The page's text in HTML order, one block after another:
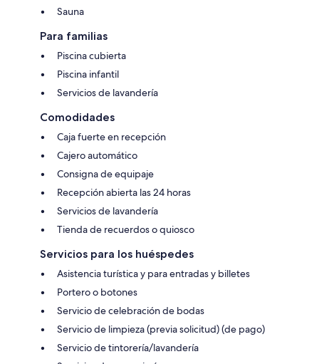
Sauna
Para familias
Piscina cubierta
Piscina infantil
Servicios de lavandería
Comodidades
Caja fuerte en recepción
Cajero automático
Consigna de equipaje
Recepción abierta las 24 horas
Servicios de lavandería
Tienda de recuerdos o quiosco
Servicios para los huéspedes
Asistencia turística y para entradas y billetes
Portero o botones
Servicio de celebración de bodas
Servicio de limpieza (previa solicitud) (de pago)
Servicio de tintorería/lavandería